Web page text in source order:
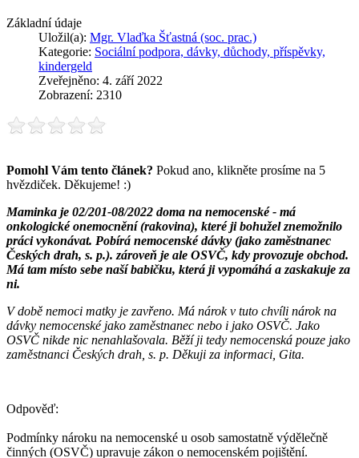
Základní údaje
Uložil(a): Mgr. Vlaďka Šťastná (soc. prac.)
Kategorie: Sociální podpora, dávky, důchody, příspěvky,
kindergeld
Zveřejněno: 4. září 2022
Zobrazení: 2310
Pomohl Vám tento článek? Pokud ano, klikněte prosíme na 5
hvězdiček. Děkujeme! :)
Maminka je 02/201-08/2022 doma na nemocenské - má
onkologické onemocnění (rakovina), které ji bohužel znemožnilo
práci vykonávat. Pobírá nemocenské dávky (jako zaměstnanec
Českých drah, s. p.). zároveň je ale OSVČ, kdy provozuje obchod.
Má tam místo sebe naší babičku, která ji vypomáhá a zaskakuje za
ni.
V době nemoci matky je zavřeno. Má nárok v tuto chvíli nárok na
dávky nemocenské jako zaměstnanec nebo i jako OSVČ. Jako
OSVČ nikde nic nenahlašovala. Běží ji tedy nemocenská pouze jako
zaměstnanci Českých drah, s. p. Děkuji za informaci, Gita.
Odpověď:
Podmínky nároku na nemocenské u osob samostatně výdělečně
činných (OSVČ) upravuje zákon o nemocenském pojištění.